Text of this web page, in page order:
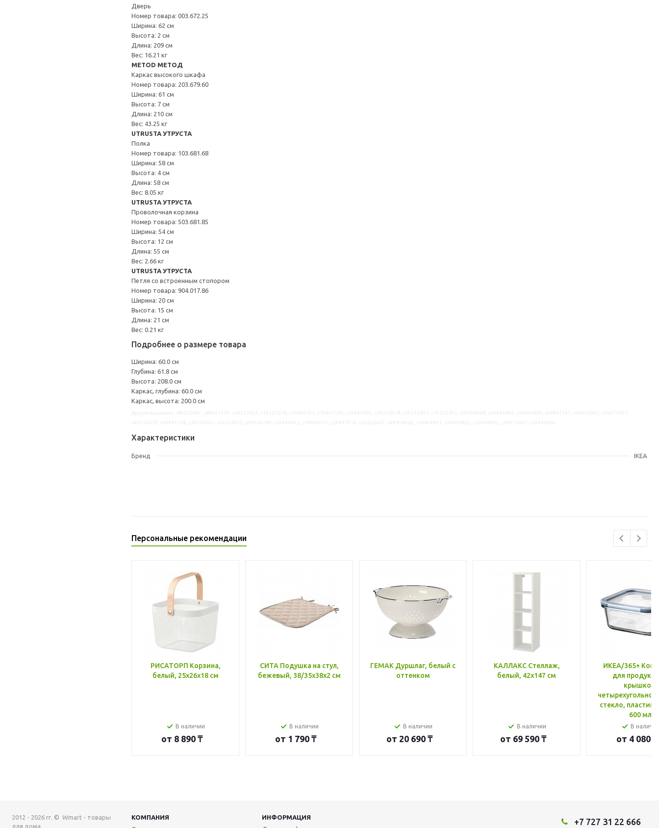
Дверь
Номер товара: 003.672.25
Ширина: 62 см
Высота: 2 см
Длина: 209 см
Вес: 16.21 кг
METOD МЕТОД
Каркас высокого шкафа
Номер товара: 203.679.60
Ширина: 61 см
Высота: 7 см
Длина: 210 см
Вес: 43.25 кг
UTRUSTA УТРУСТА
Полка
Номер товара: 103.681.68
Ширина: 58 см
Высота: 4 см
Длина: 58 см
Вес: 8.05 кг
UTRUSTA УТРУСТА
Проволочная корзина
Номер товара: 503.681.85
Ширина: 54 см
Высота: 12 см
Длина: 55 см
Вес: 2.66 кг
UTRUSTA УТРУСТА
Петля со встроенным стопором
Номер товара: 904.017.86
Ширина: 20 см
Высота: 15 см
Длина: 21 см
Вес: 0.21 кг
Подробнее о размере товара
Ширина: 60.0 см
Глубина: 61.8 см
Высота: 208.0 см
Каркас, глубина: 60.0 см
Каркас, высота: 200.0 см
Характеристики
Бренд IKEA
Персональные рекомендации
РИСАТОРП Корзина,
белый, 25x26x18 см
В наличии
от 8 890 ₸
СИТА Подушка на стул,
бежевый, 38/35x38x2 см
В наличии
от 1 790 ₸
ГЕМАК Дуршлаг, белый с
оттенком
В наличии
от 20 690 ₸
КАЛЛАКС Стеллаж,
белый, 42x147 см
В наличии
от 69 590 ₸
ИКЕА/365+
для
крышкой,
стекло, пластик
600 мл
В
от 4 080 ₸
2012 - 2026 гг. © Wmart - товары
для дома
КОМПАНИЯ
ИНФОРМАЦИЯ
+7 727 31 22 666